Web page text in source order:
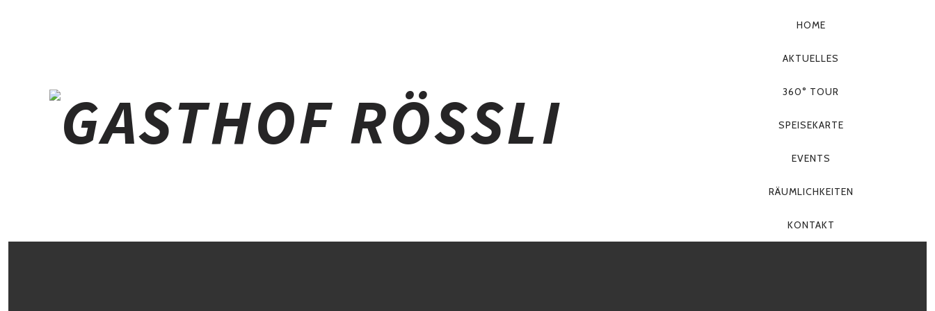
PRIMÄR-
NAVIGATION
HOME
AKTUELLES
360° TOUR
SPEISEKARTE
EVENTS
RÄUMLICHKEITEN
KONTAKT